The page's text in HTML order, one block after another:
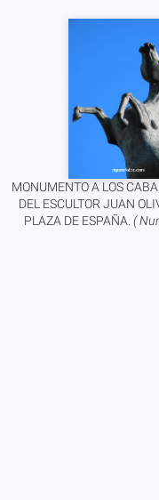
MONUMENTO A LOS
DEL ESCULTOR JUAN
PLAZA DE ESPAÑA.(